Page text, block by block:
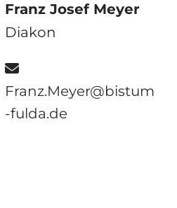
Franz Josef Meyer
Diakon

Franz.Meyer@bistum
-fulda.de